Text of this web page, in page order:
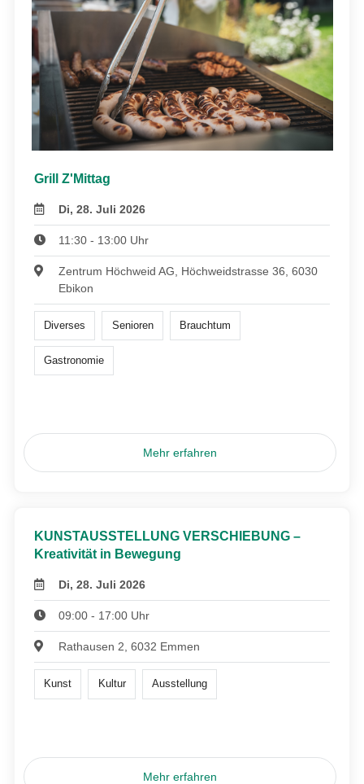
Grill Z'Mittag
Di, 28. Juli 2026
11:30 - 13:00 Uhr
Zentrum Höchweid AG, Höchweidstrasse 36, 6030
Ebikon
Diverses Senioren Brauchtum
Gastronomie
Mehr erfahren
KUNSTAUSSTELLUNG VERSCHIEBUNG –
Kreativität in Bewegung
Di, 28. Juli 2026
09:00 - 17:00 Uhr
Rathausen 2, 6032 Emmen
Kunst Kultur Ausstellung
Mehr erfahren